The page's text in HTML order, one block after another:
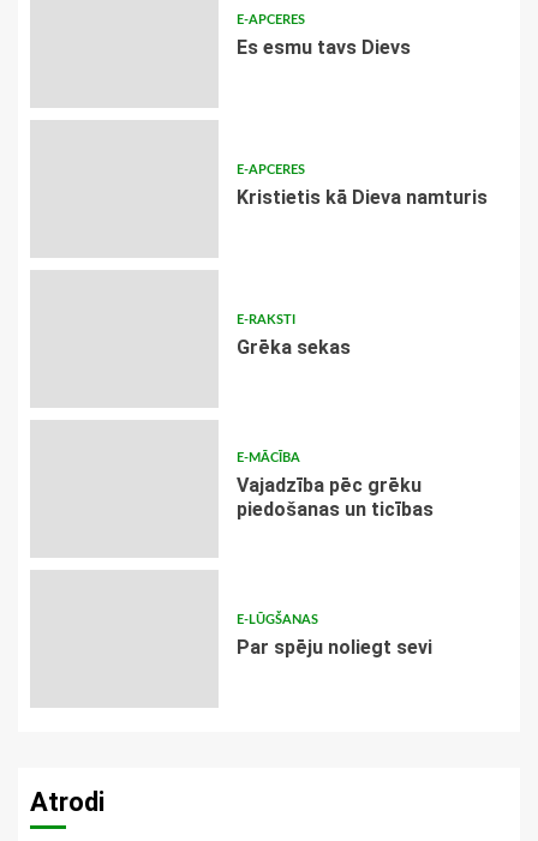
E-APCERES
Es esmu tavs Dievs
E-APCERES
Kristietis kā Dieva namturis
E-RAKSTI
Grēka sekas
E-MĀCĪBA
Vajadzība pēc grēku
piedošanas un ticības
E-LŪGŠANAS
Par spēju noliegt sevi
Atrodi